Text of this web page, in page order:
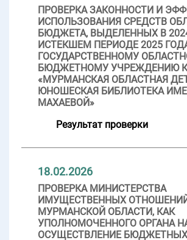
ПРОВЕРКА ЗАКОННОСТИ И
ИСПОЛЬЗОВАНИЯ СРЕДСТВ
БЮДЖЕТА, ВЫДЕЛЕННЫХ В
ИСТЕКШЕМ ПЕРИОДЕ 2025
ГОСУДАРСТВЕННОМУ
БЮДЖЕТНОМУ УЧРЕЖДЕНИЮ
«МУРМАНСКАЯ ОБЛАСТНАЯ
ЮНОШЕСКАЯ БИБЛИОТЕКА
МАХАЕВОЙ»
Результат проверки
18.02.2026
ПРОВЕРКА МИНИСТЕРСТВА
ИМУЩЕСТВЕННЫХ
МУРМАНСКОЙ ОБЛАСТИ, КАК
УПОЛНОМОЧЕННОГО ОРГАНА
ОСУЩЕСТВЛЕНИЕ БЮДЖЕТНЫХ